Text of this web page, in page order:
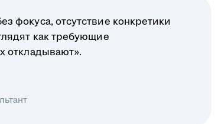
фокуса, отсутствие конкретики
как требующие
откладывают».